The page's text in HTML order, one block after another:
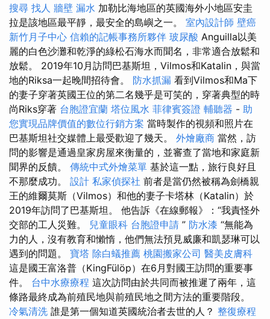
搜尋 找人 牆壁 漏水 加勒比海地區的英國海外小地區安圭
拉是該地區最平靜，最安全的島嶼之一。 室內設計師 壁癌
新竹月子中心 信賴的記帳事務所夥伴 玻尿酸 Anguilla以美
麗的白色沙灘和乾淨的綠松石海水而聞名，非常適合放鬆和
放鬆。 2019年10月訪問巴基斯坦，Vilmos和Katalin，與當
地的Riksa一起晚間招待會。 防水抓漏 看到Vilmos和Ma下
的妻子穿著英國王位的第二名幾乎是可笑的，穿著典型的時
尚Riks穿著 台胞證宜蘭 塔位風水 菲律賓簽證 輔聽器 - 助
您實現品牌價值的數位行銷方案 當時製作的視頻和照片在
巴基斯坦社交媒體上最受歡迎了幾天。 外燴廠商 當然，訪
問的影響是通過皇家房屋來衡量的，並審查了當地和家庭新
聞界的反饋。 傳統中式外燴菜單 基於這一點，旅行良好且
不那麼成功。 設計 私家偵探社 前者是當仍然被稱為劍橋親
王的維爾莫斯（Vilmos）和他的妻子卡塔林（Katalin）於
2019年訪問了巴基斯坦。 他告訴《在線郵報》：“我責怪外
交部的工人災難。 兒童眼科 台胞證申請 ” 防水漆 “無能為
力的人，沒有教育和懶惰，他們無法預見威廉和凱瑟琳可以
遇到的問題。 寶塔 除白蟻推薦 桃園搬家公司 醫美皮膚科
這是國王富洛普（KingFülöp）在6月對國王訪問的重要事
件。 台中水療療程 這次訪問由於共同而被推遲了兩年，這
條路最終成為前殖民地與前殖民地之間方法的重要階段。
冷氣清洗 誰是第一個知道英國統治者去世的人？ 整復療程